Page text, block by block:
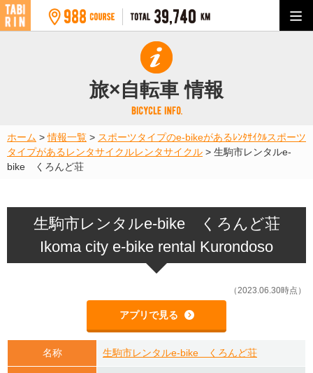
旅×自転車 情報
ホーム >情報一覧 > スポーツタイプのe-bikeがあるﾚﾝﾀｻｲｸﾙスポーツ
タイプがあるレンタサイクルレンタサイクル > 生駒市レンタルe-
bike くろんど荘
生駒市レンタルe-bike くろんど荘
Ikoma city e-bike rental Kurondoso
（2023.06.30時点）
アプリで見る
名称 生駒市レンタルe-bike くろんど荘